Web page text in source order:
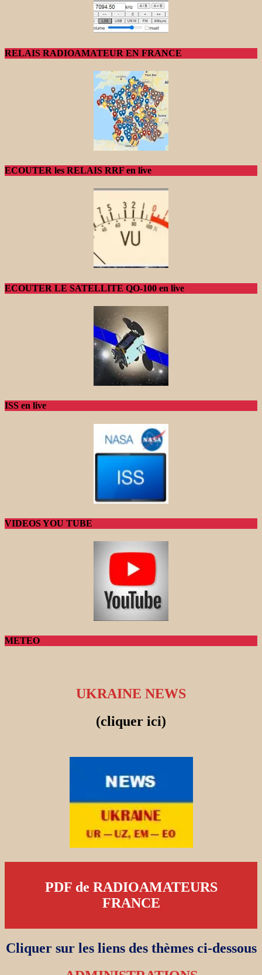
RELAIS RADIOAMATEUR EN FRANCE
ECOUTER les RELAIS RRF en live
ECOUTER LE SATELLITE QO-100 en live
ISS en live
VIDEOS YOU TUBE
METEO
UKRAINE NEWS
(cliquer ici)
PDF de RADIOAMATEURS
FRANCE
Cliquer sur les liens des thèmes ci-dessous